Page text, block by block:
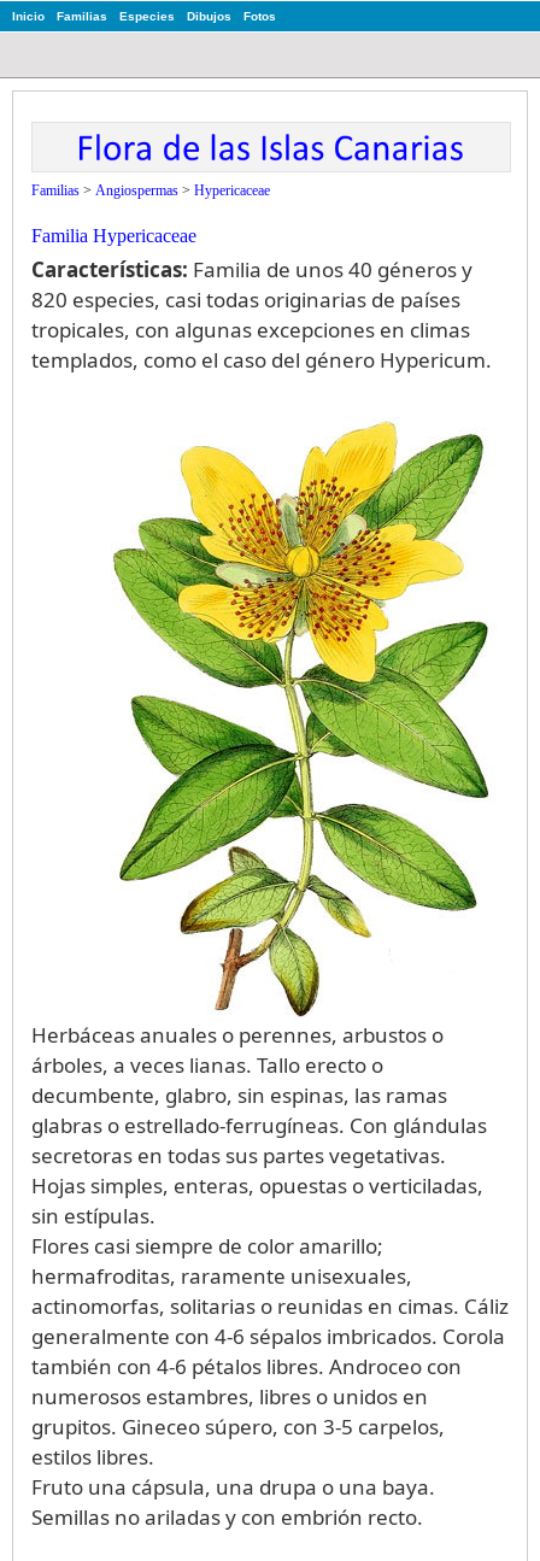
Inicio Familias Especies Dibujos Fotos
Familias > Angiospermas > Hypericaceae
Familia Hypericaceae
Características: Familia de unos 40 géneros y
820 especies, casi todas originarias de países
tropicales, con algunas excepciones en climas
templados, como el caso del género Hypericum.
Herbáceas anuales o perennes, arbustos o
árboles, a veces lianas. Tallo erecto o
decumbente, glabro, sin espinas, las ramas
glabras o estrellado-ferrugíneas. Con glándulas
secretoras en todas sus partes vegetativas.
Hojas simples, enteras, opuestas o verticiladas,
sin estípulas.
Flores casi siempre de color amarillo;
hermafroditas, raramente unisexuales,
actinomorfas, solitarias o reunidas en cimas. Cáliz
generalmente con 4-6 sépalos imbricados. Corola
también con 4-6 pétalos libres. Androceo con
numerosos estambres, libres o unidos en
grupitos. Gineceo súpero, con 3-5 carpelos,
estilos libres.
Fruto una cápsula, una drupa o una baya.
Semillas no ariladas y con embrión recto.